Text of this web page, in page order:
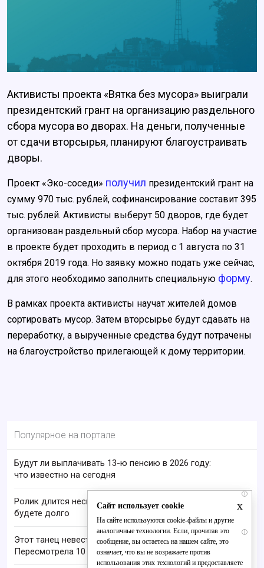
Активисты проекта «Вятка без мусора» выиграли
президентский грант на организацию раздельного
сбора мусора во дворах. На деньги, полученные
от сдачи вторсырья, планируют благоустраивать
дворы.
Проект «Эко-соседи» получил президентский грант на
сумму 970 тыс. рублей, софинансирование составит 395
тыс. рублей. Активисты выберут 50 дворов, где будет
организован раздельный сбор мусора. Набор на участие
в проекте будет проходить в период с 1 августа по 31
октября 2019 года. Но заявку можно подать уже сейчас,
для этого необходимо заполнить специальную форму.
В рамках проекта активисты научат жителей домов
сортировать мусор. Затем вторсырье будут сдавать на
переработку, а вырученные средства будут потрачены
на благоустройство прилегающей к дому территории.
Популярное на портале
Будут ли выплачивать 13-ю пенсию в 2026 году:
что известно на сегодня
i
Ролик длится несколько секунд, а смеяться вы
будете долго
i
Этот танец невесты оставит вас без слов!
Пересмотрела 10 раз
x
Сайт использует cookie
На сайте используются cookie-файлы и другие
аналогичные технологии. Если, прочитав это
сообщение, вы остаетесь на нашем сайте, это
означает, что вы не возражаете против
использования этих технологий и предоставляете